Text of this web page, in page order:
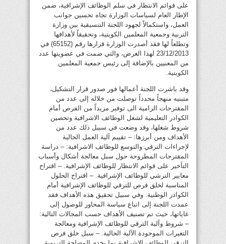
على قوائم الانتظار في سلم الوظائف الإشرافية، ضمن
الإطار العام لسياسات الوزارة تجاه تحسين جوانب
العمل، واستكمالاً لجهود اللجنة التنسيقية بين وزارة
التربية وجمعية المعلمين الكويتية، وتحقيقاً لأهدافها
وتطلعاً لها فقد أصدرت الوزارة قرارها رقم (65152) في
23/12/2013 لهذا الغرض، والتي ضمت في عضويتها عدد
من المعنيين بالإضافة إلى رئيس جمعية المعلمين
الكويتية.
وقد باشرت اللجنة أعمالها فور صدور قرار التشكيل،
متبنيه منهجاً محدداً توصلت من خلاله إلى عدد من
المقترحات الرامية الى توفير مزيداً من الفرص أمام
الكوادر التعليمية لشغل الوظائف الاشرافية وتحصين
شروط شغلها، وقد وضعت في سبيل ذلك عدد من
الأهداف ومن أبرزها: – تقييم آلية العمل الحالية
لإجراءات الترقي والتوسع للوظائف الاشرافية: – دراسة
المقترحات المطروحة حول سبل معالجة أشكال وأسباب
التأخير على قوائم الانتظار للوظائف الإشرافية. – اقتراح
معايير الترشي للوظائف الإشرافية. – اقتراح الحلول
المناسبة لخلق فرص للترقي للوظائف الإشرافية أمام
الكوادر الوطنية. وفي سبيل تحقيق هذه الأهداف فقد
عمدت اللجنة إلى اتباع سياسة المحاور للوصول إلى
غاياتها، حيث تم تصنيف الأهداف حسب المجالات التالية:
– شروط وآلية الترقي للوظائف الإشرافية ومعالجة
التغيرات الموجودة الآلية الحالية. – سبل خلق فرص